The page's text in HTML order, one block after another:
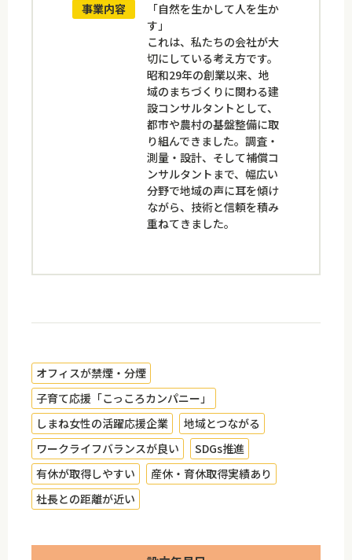
事業内容
「自然を生かして人を生か
す」
これは、私たちの会社が大
切にしている考え方です。
昭和29年の創業以来、地
域のまちづくりに関わる建
設コンサルタントとして、
都市や農村の基盤整備に取
り組んできました。調査・
測量・設計、そして補償コ
ンサルタントまで、幅広い
分野で地域の声に耳を傾け
ながら、技術と信頼を積み
重ねてきました。
オフィスが禁煙・分煙
子育て応援「こっころカンパニー」
しまね女性の活躍応援企業
地域とつながる
ワークライフバランスが良い
SDGs推進
有休が取得しやすい
産休・育休取得実績あり
社長との距離が近い